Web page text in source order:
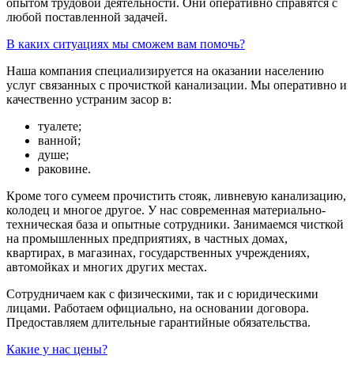
опытом трудовой деятельности. Они оперативно справятся с
любой поставленной задачей.
В каких ситуациях мы сможем вам помочь?
Наша компания специализируется на оказании населению
услуг связанных с прочисткой канализации. Мы оперативно и
качественно устраним засор в:
туалете;
ванной;
душе;
раковине.
Кроме того сумеем прочистить стояк, ливневую канализацию,
колодец и многое другое. У нас современная материально-
техническая база и опытные сотрудники. Занимаемся чисткой
на промышленных предприятиях, в частных домах,
квартирах, в магазинах, государственных учреждениях,
автомойках и многих других местах.
Сотрудничаем как с физическими, так и с юридическими
лицами. Работаем официально, на основании договора.
Предоставляем длительные гарантийные обязательства.
Какие у нас цены?